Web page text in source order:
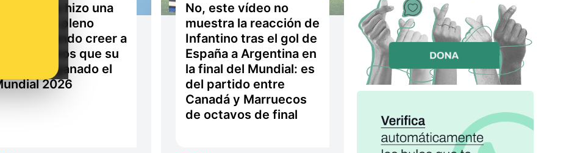
Sí, un piloto hizo una
"broma" en pleno
vuelo haciendo creer a
los argentinos que su
país había ganado el
2026
No, este vídeo no
muestra la reacción de
Infantino tras el gol de
España a Argentina en
la final del Mundial: es
del partido entre
Canadá y Marruecos
de octavos de final